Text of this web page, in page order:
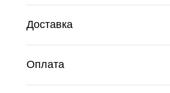
Доставка
Оплата